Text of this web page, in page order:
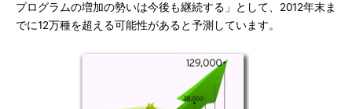
プログラムの増加の勢いは今後も継続する」として、2012年末ま
でに12万種を超える可能性があると予測しています。